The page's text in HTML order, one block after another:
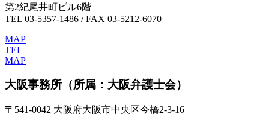
第2紀尾井町ビル6階
TEL 03-5357-1486 / FAX 03-5212-6070
MAP
TEL
MAP
大阪事務所 （所属：大阪弁護士会）
〒541-0042 大阪府大阪市中央区今橋2-3-16